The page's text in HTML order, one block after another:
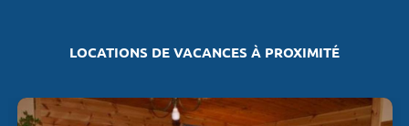
LOCATIONS DE VACANCES À PROXIMITÉ